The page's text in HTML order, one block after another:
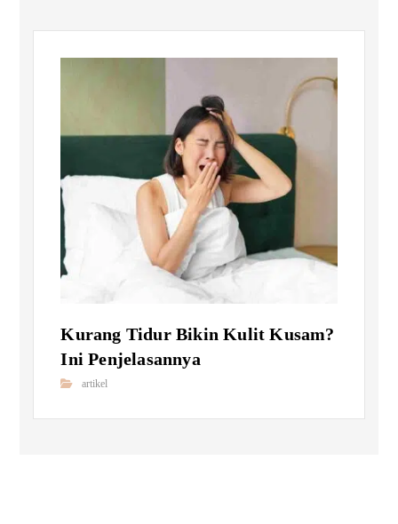
Kurang Tidur Bikin Kulit Kusam?
Ini Penjelasannya
artikel